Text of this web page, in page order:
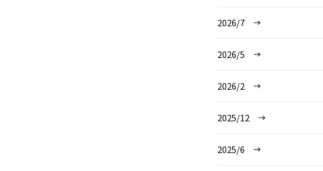
2026/7
2026/5
2026/2
2025/12
2025/6